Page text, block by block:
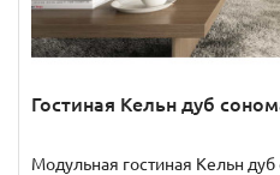
Гостиная Кельн дуб
Модульная гостиная Кельн